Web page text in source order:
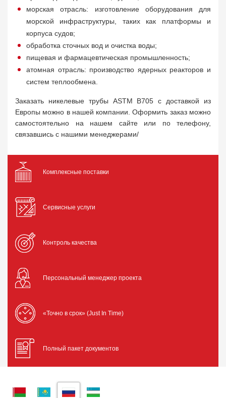
морская отрасль: изготовление оборудования для
морской инфраструктуры, таких как платформы и
корпуса судов;
обработка сточных вод и очистка воды;
пищевая и фармацевтическая промышленность;
атомная отрасль: производство ядерных реакторов и
систем теплообмена.
Заказать никелевые трубы ASTM B705 с доставкой из
Европы можно в нашей компании. Оформить заказ можно
самостоятельно на нашем сайте или по телефону,
связавшись с нашими менеджерами/
Комплексные поставки
Сервисные услуги
Контроль качества
Персональный менеджер проекта
«Точно в срок» (Just In Time)
Полный пакет документов